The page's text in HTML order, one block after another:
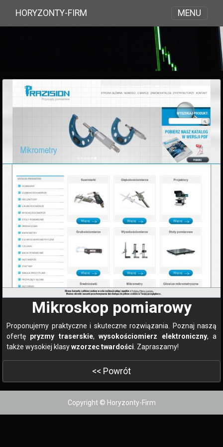
HORYZONTY-FIRM MENU
Mikroskop pomiarowy
Proponujemy praktyczne i skuteczne rozwiązania. Poznaj naszą
ofertę pryzmy traserskie,wysokościomierz elektroniczny, a
także wysokiej klasywzorzec twardości. Zapraszamy!
<< Powrót
Copyright © Horyzonty-Firm